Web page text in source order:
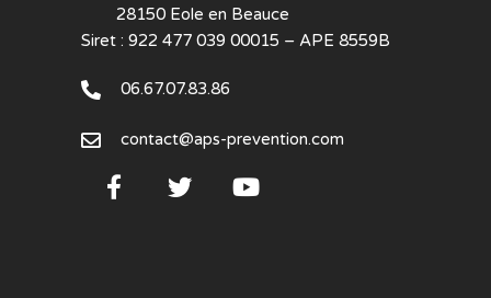
28150 Eole en Beauce
Siret : 922 477 039 00015 – APE 8559B
06.67.07.83.86
contact@aps-prevention.com